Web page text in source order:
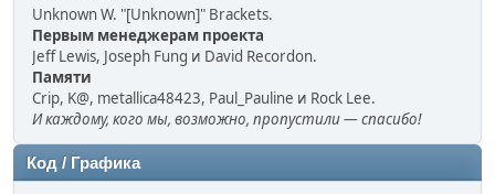
Unknown W. "[Unknown]" Brackets.
Первым менеджерам проекта
Jeff Lewis, Joseph Fung и David Recordon.
Памяти
Crip, K@, metallica48423, Paul_Pauline и Rock Lee.
И каждому, кого мы, возможно, пропустили — спасибо!
Код / Графика